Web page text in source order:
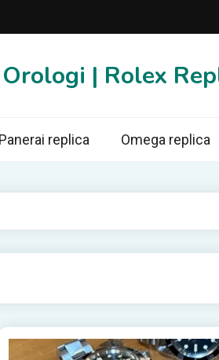
| Rolex
Panerai replica Omega replica